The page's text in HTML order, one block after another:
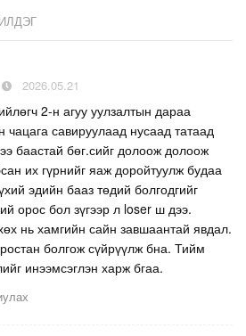
2026.05.21
2-н агуу уулзалтын дараа
чацага савируулаад нусаад татаад
баастай бөг.сийг долоож долоож
их гүрнийг яаж доройтуулж будаа
эдийн бааз төдий болгодгийг
орос бол зүгээр л loser ш дээ.
нь хамгийн сайн завшаантай явдал.
болгож сүйрүүлж бна. Тийм
инээмсэглэн харж бгаа.